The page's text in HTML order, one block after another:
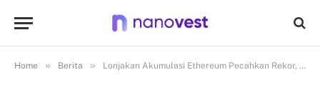
Home » Berita » Lonjakan Akumulasi Ethereum Pecahkan Rekor, Tapi Risiko Bearish Mengintai